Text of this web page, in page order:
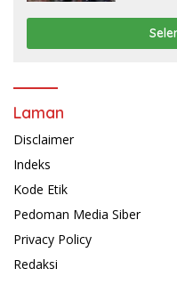
Laman
Disclaimer
Indeks
Kode Etik
Pedoman Media Siber
Privacy Policy
Redaksi